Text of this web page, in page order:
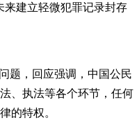
来建立轻微犯罪记录封存
题，回应强调，中国公民
、执法等各个环节，任何
的特权。